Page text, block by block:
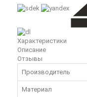
Характеристики
Описание
Отзывы
Производитель
Материал